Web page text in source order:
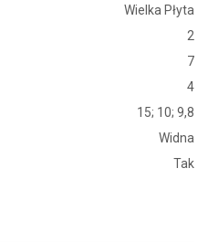
Wielka Płyta
2
7
4
15; 10; 9,8
Widna
Tak